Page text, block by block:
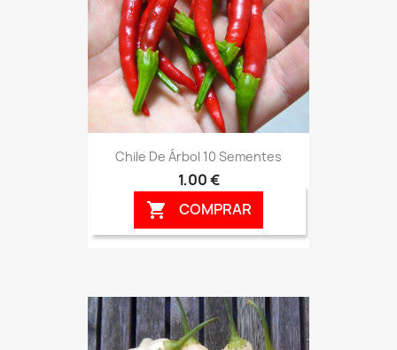
Chile De Árbol 10 Sementes
1,00 €
 COMPRAR